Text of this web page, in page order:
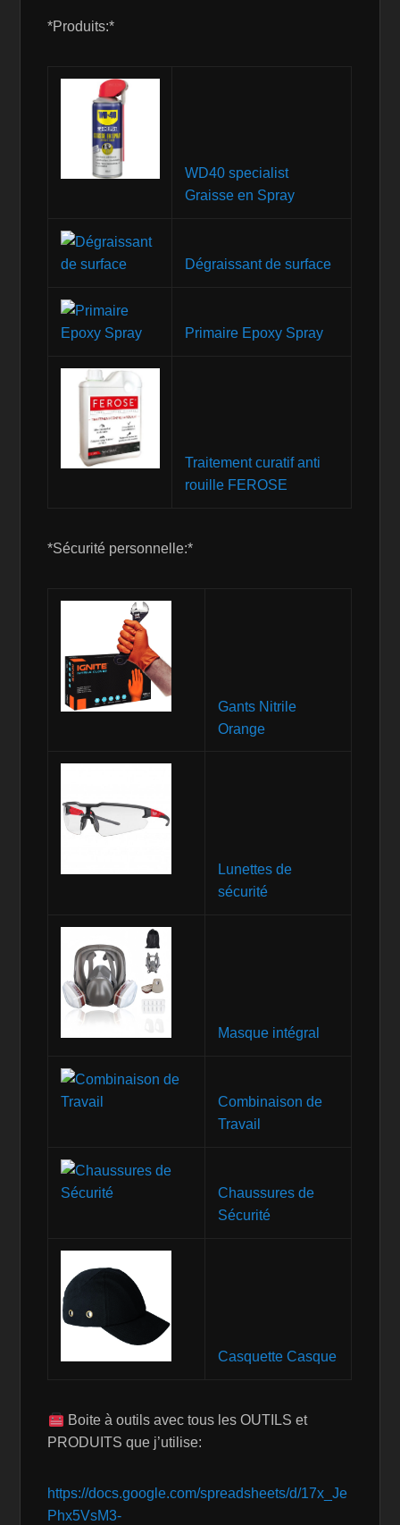
*Produits:*
WD40 specialist
Graisse en Spray
Dégraissant de surface
Primaire Epoxy Spray
Traitement curatif anti
rouille FEROSE
*Sécurité personnelle:*
Gants Nitrile
Orange
Lunettes de
sécurité
Masque intégral
Combinaison de
Travail
Chaussures de
Sécurité
Casquette Casque
Boite à outils avec tous les OUTILS et
PRODUITS que j’utilise:
https://docs.google.com/spreadsheets/d/17x_Je
Phx5VsM3-